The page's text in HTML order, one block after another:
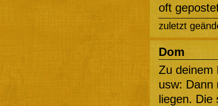
oft
zuletzt
Dom
Zu deinem
usw: Dann
liegen. Die